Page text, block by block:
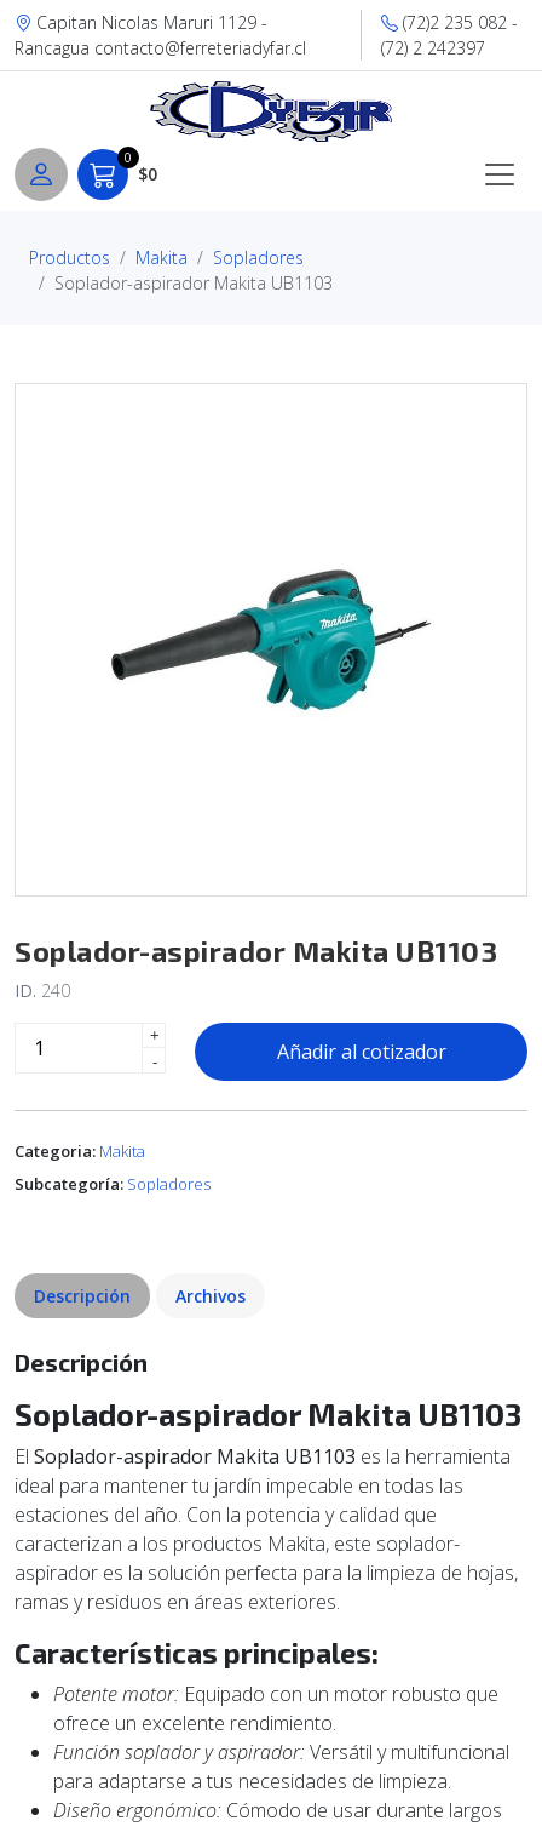
Capitan Nicolas Maruri 1129 -
Rancagua contacto@ferreteriadyfar.cl
(72)2 235 082 -
(72) 2 242397
0
$0
Productos Makita
Sopladores
Soplador-aspirador Makita UB1103
Soplador-aspirador Makita UB1103
ID. 240
+
-
Añadir al cotizador
Categoria: Makita
Subcategoría: Sopladores
Descripción Archivos
Descripción
Soplador-aspirador Makita UB1103
El Soplador-aspirador Makita UB1103 es la herramienta
ideal para mantener tu jardín impecable en todas las
estaciones del año. Con la potencia y calidad que
caracterizan a los productos Makita, este soplador-
aspirador es la solución perfecta para la limpieza de hojas,
ramas y residuos en áreas exteriores.
Características principales:
Potente motor: Equipado con un motor robusto que
ofrece un excelente rendimiento.
Función soplador y aspirador:Versátil y multifuncional
para adaptarse a tus necesidades de limpieza.
Diseño ergonómico: Cómodo de usar durante largos